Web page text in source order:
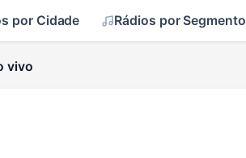
por Cidade Rádios por Segmento
vivo